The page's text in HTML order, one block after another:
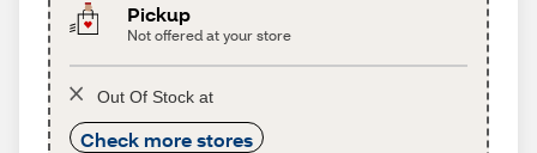
Pickup
Not offered at your store
Out Of Stock at
Check more stores